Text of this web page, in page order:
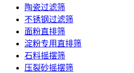
陶瓷过滤筛
不锈钢过滤筛
面粉直排筛
淀粉专用直排筛
石料摇摆筛
压裂砂摇摆筛